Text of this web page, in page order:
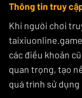
Thông tin truy
Khi người chơi
các điều khoản
quan trọng, tạo
quá trình sử dụng